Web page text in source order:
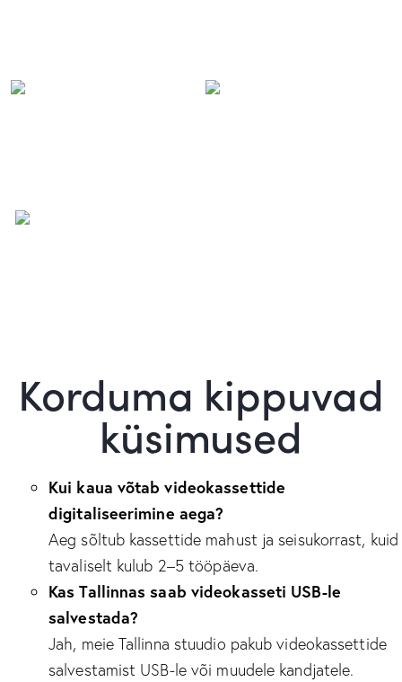
Korduma kippuvad
küsimused
Kui kaua võtab videokassettide
digitaliseerimine aega?
Aeg sõltub kassettide mahust ja seisukorrast, kuid
tavaliselt kulub 2–5 tööpäeva.
Kas Tallinnas saab videokasseti USB-le
salvestada?
Jah, meie Tallinna stuudio pakub videokassettide
salvestamist USB-le või muudele kandjatele.